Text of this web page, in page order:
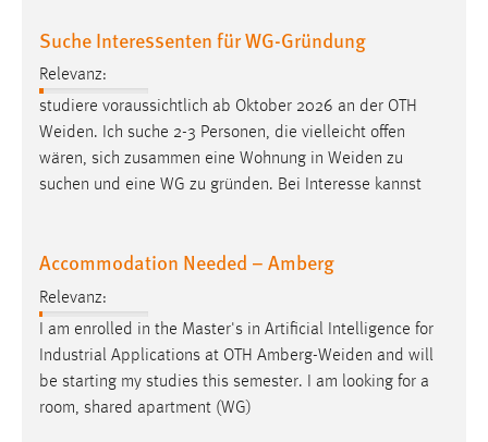
Suche Interessenten für WG-Gründung
Relevanz:
studiere voraussichtlich ab Oktober 2026 an der OTH
Weiden. Ich suche 2-3 Personen, die vielleicht offen
wären, sich zusammen eine Wohnung in Weiden zu
suchen und eine WG zu gründen. Bei Interesse kannst
Accommodation Needed – Amberg
Relevanz:
I am enrolled in the Master's in Artificial Intelligence for
Industrial Applications at OTH Amberg-Weiden and will
be starting my studies this semester. I am looking for a
room, shared apartment (WG)